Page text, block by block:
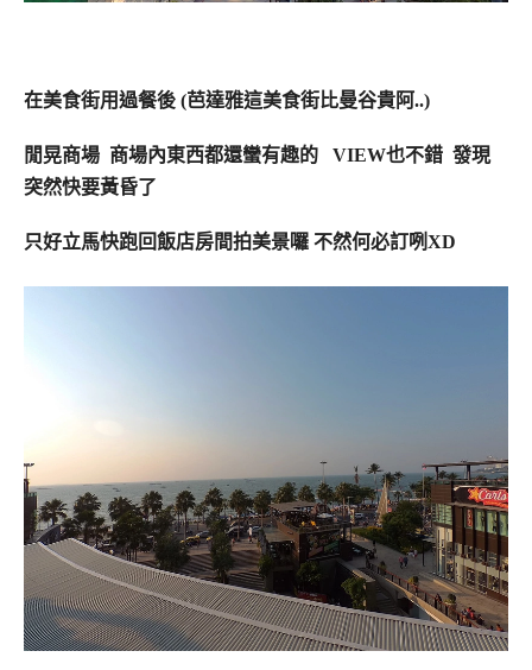
在美食街用過餐後 (芭達雅這美食街比曼谷貴阿..)
閒晃商場 商場內東西都還蠻有趣的 VIEW也不錯 發現
突然快要黃昏了
只好立馬快跑回飯店房間拍美景囉 不然何必訂咧XD